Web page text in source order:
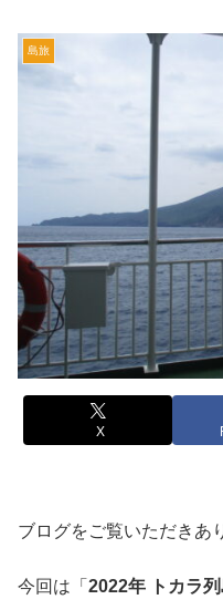
島旅
X
ブログをご覧いただきあ
今回は「 2022年 トカラ